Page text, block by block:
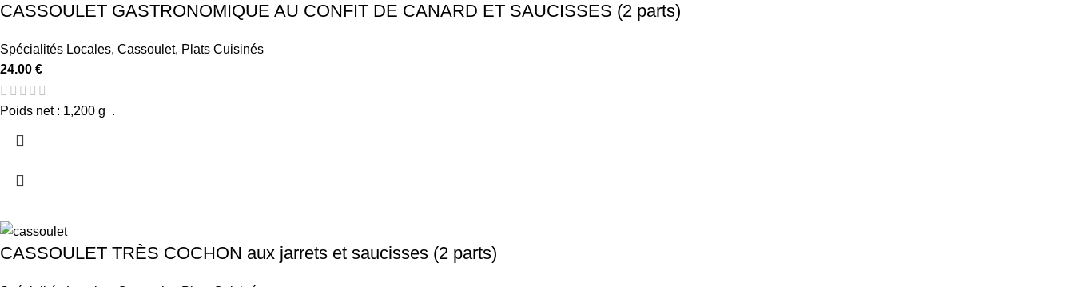
CASSOULET GASTRONOMIQUE AU CONFIT DE CANARD ET SAUCISSES (2 parts)
Spécialités Locales, Cassoulet, Plats Cuisinés
24.00 €
Poids net : 1,200 g .
CASSOULET TRÈS COCHON aux jarrets et saucisses (2 parts)